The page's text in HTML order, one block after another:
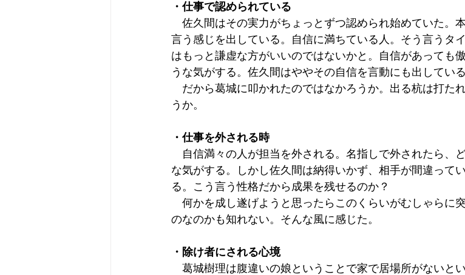
・仕事で認められている
佐久間はその実力がちょっとずつ認められ始めていた。
言う感じを出している。自信に満ちている人。そう言うタ
はもっと謙虚な方がいいのではないかと。自信があっても
うな気がする。佐久間はややその自信を言動にも出してい
だから葛城に叩かれたのではなかろうか。出る杭は打た
うか。
・仕事を外される時
自信満々の人が担当を外される。名指しで外されたら、
な気がする。しかし佐久間は納得いかず、相手が間違って
る。こう言う性格だから成果を残せるのか？
何かを成し遂げようと思ったらこのくらいがむしゃらに
のなのかも知れない。そんな風に感じた。
・除け者にされる心境
葛城樹理は腹違いの娘ということで家で居場所がないと